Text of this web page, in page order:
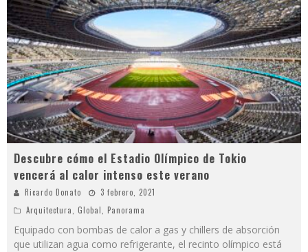
Descubre cómo el Estadio Olímpico de Tokio
vencerá al calor intenso este verano
Ricardo Donato
3 febrero, 2021
Arquitectura
Global Panorama
Equipado con bombas de calor a gas y chillers de absorción
que utilizan agua como refrigerante, el recinto olímpico está